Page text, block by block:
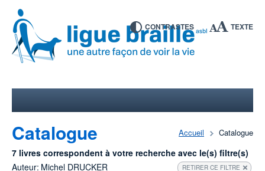
CONTRASTES TEXTE
Accueil Catalogue
Catalogue
7 livres correspondent à votre recherche avec le(s) filtre(s)
Auteur: Michel DRUCKER RETIRER CE FILTRE